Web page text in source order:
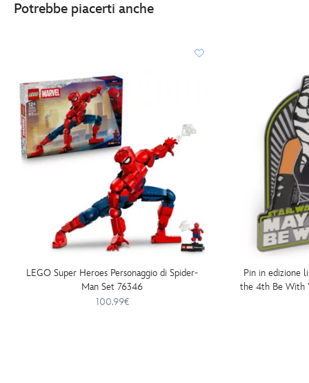
Potrebbe piacerti anche
LEGO Super Heroes Personaggio di Spider-
Man Set 76346
100.99€
Pin in edizione
the 4th Be With